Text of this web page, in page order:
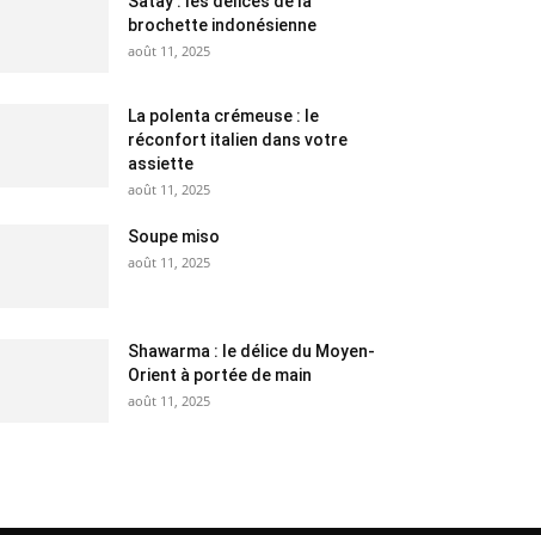
brochette indonésienne
août 11, 2025
La polenta crémeuse : le
réconfort italien dans votre
assiette
août 11, 2025
Soupe miso
août 11, 2025
Shawarma : le délice du Moyen-
Orient à portée de main
août 11, 2025